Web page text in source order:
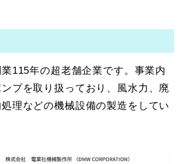
115年の超老舗企業です。事業内
プを取り扱っており、風水力、廃
理などの機械設備の製造をしてい